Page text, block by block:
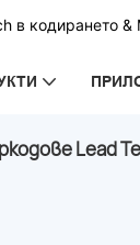
в кодирането &
Lead